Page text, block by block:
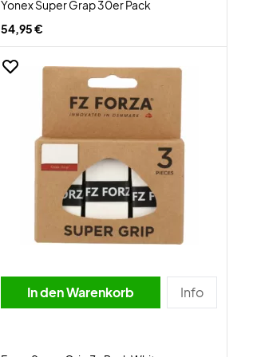
Yonex Super Grap 30er Pack
54,95 €
In den Warenkorb Info